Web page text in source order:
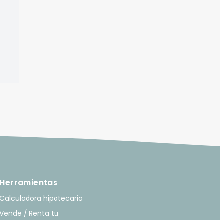
Herramientas
Calculadora hipotecaria
Vende / Renta tu